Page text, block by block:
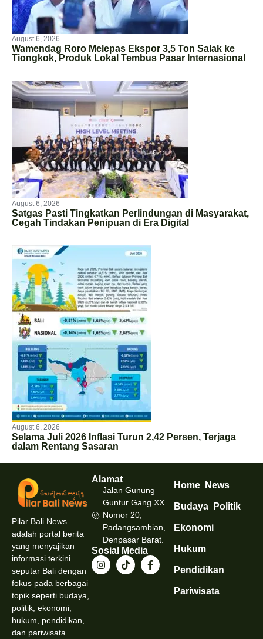
August 6, 2026
Wamendag Roro Melepas Ekspor 3,5 Ton Salak ke
Tiongkok, Produk Lokal Tembus Pasar Internasional
August 6, 2026
Satgas Pasti Tingkatkan Perlindungan di Masyarakat,
Cegah Tindakan Penipuan di Era Digital
August 6, 2026
Selama Juli 2026 Inflasi Turun 2,42 Persen, Terjaga
dalam Rentang Sasaran
Pilar Bali News
adalah portal berita
yang menyajikan
informasi terkini
seputar Bali dengan
fokus pada berbagai
topik seperti budaya,
politik, ekonomi,
hukum, pendidikan,
dan pariwisata.
Alamat
Jalan Gunung
Guntur Gang XX
Nomor 20,
Padangsambian,
Denpasar Barat.
Sosial Media
Home News
Budaya Politik
Ekonomi
Hukum
Pendidikan
Pariwisata